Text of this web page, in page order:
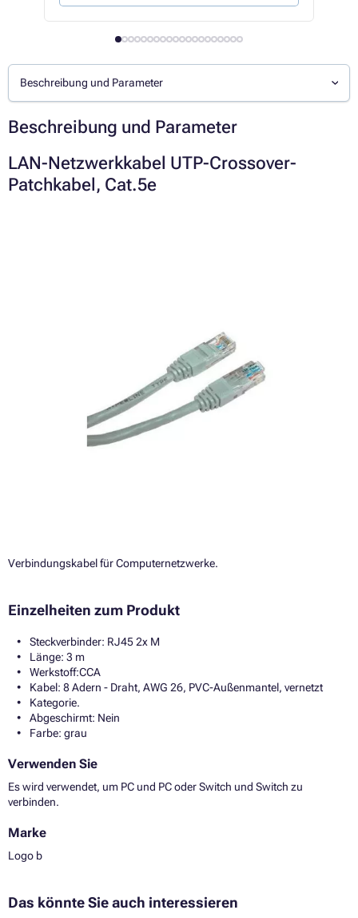
Beschreibung und Parameter
Beschreibung und Parameter
LAN-Netzwerkkabel UTP-Crossover-
Patchkabel, Cat.5e
Verbindungskabel für Computernetzwerke.
Einzelheiten zum Produkt
Steckverbinder: RJ45 2x M
Länge: 3 m
Werkstoff:CCA
Kabel: 8 Adern - Draht, AWG 26, PVC-Außenmantel, vernetzt
Kategorie.
Abgeschirmt: Nein
Farbe: grau
Verwenden Sie
Es wird verwendet, um PC und PC oder Switch und Switch zu
verbinden.
Marke
Logo b
Das könnte Sie auch interessieren